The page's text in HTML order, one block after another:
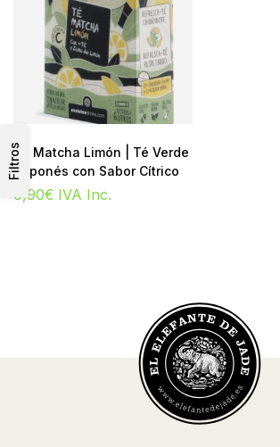
FiltrosTé Matcha Limón | Té Verde
Japonés con Sabor Cítrico
9,90€ IVA Inc.